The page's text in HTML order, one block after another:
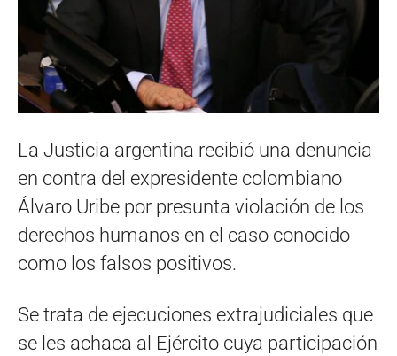
La Justicia argentina recibió una denuncia
en contra del expresidente colombiano
Álvaro Uribe por presunta violación de los
derechos humanos en el caso conocido
como los falsos positivos.
Se trata de ejecuciones extrajudiciales que
se les achaca al Ejército cuya participación